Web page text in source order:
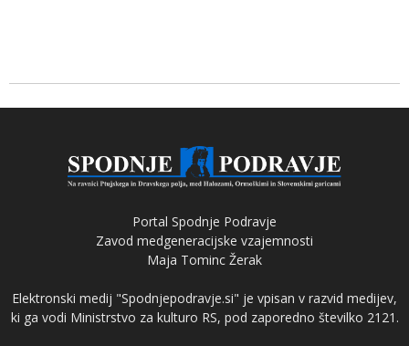
Portal Spodnje Podravje
Zavod medgeneracijske vzajemnosti
Maja Tominc Žerak
Elektronski medij "Spodnjepodravje.si" je vpisan v razvid medijev,
ki ga vodi Ministrstvo za kulturo RS, pod zaporedno številko 2121.